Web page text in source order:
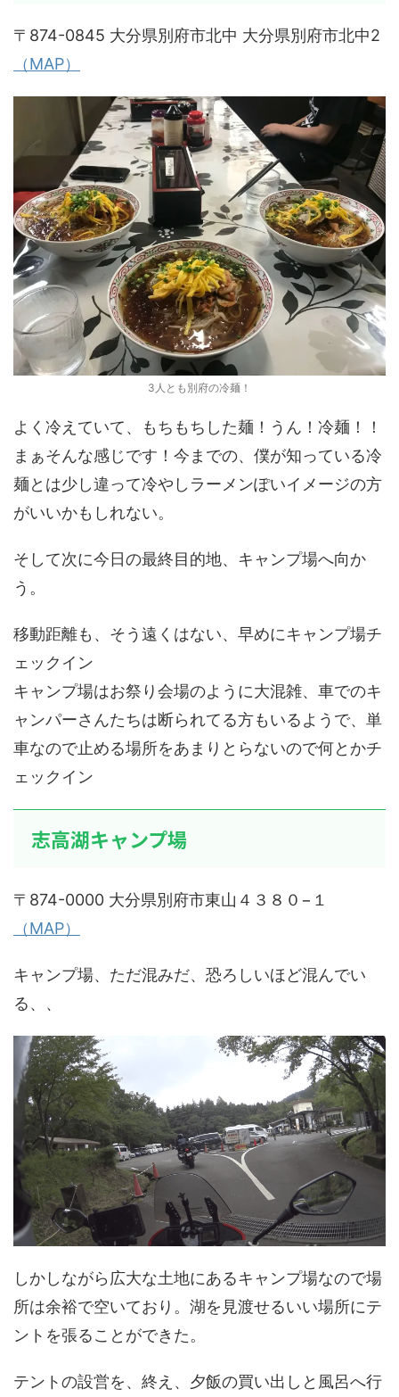
〒874-0845 大分県別府市北中 大分県別府市北中2
（MAP）
3人とも別府の冷麺！
よく冷えていて、もちもちした麺！うん！冷麺！！
まぁそんな感じです！今までの、僕が知っている冷
麺とは少し違って冷やしラーメンぽいイメージの方
がいいかもしれない。
そして次に今日の最終目的地、キャンプ場へ向か
う。
移動距離も、そう遠くはない、早めにキャンプ場チ
ェックイン
キャンプ場はお祭り会場のように大混雑、車でのキ
ャンパーさんたちは断られてる方もいるようで、単
車なので止める場所をあまりとらないので何とかチ
ェックイン
志高湖キャンプ場
〒874-0000 大分県別府市東山４３８０−１
（MAP）
キャンプ場、ただ混みだ、恐ろしいほど混んでい
る、、
しかしながら広大な土地にあるキャンプ場なので場
所は余裕で空いており。湖を見渡せるいい場所にテ
ントを張ることができた。
テントの設営を、終え、夕飯の買い出しと風呂へ行